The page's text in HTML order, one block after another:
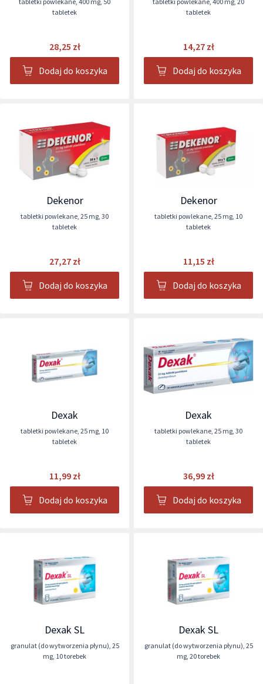
tabletek
28,25 zł
Dodaj do koszyka
tabletek
14,27 zł
Dodaj do koszyka
Dekenor
tabletki powlekane, 25 mg, 30
tabletek
27,27 zł
Dodaj do koszyka
Dekenor
tabletki powlekane, 25 mg, 10
tabletek
11,15 zł
Dodaj do koszyka
Dexak
tabletki powlekane, 25 mg, 10
tabletek
11,99 zł
Dodaj do koszyka
Dexak
tabletki powlekane, 25 mg, 30
tabletek
36,99 zł
Dodaj do koszyka
Dexak SL
granulat (do wytworzenia płynu), 25
mg, 10 torebek
Dexak SL
granulat (do wytworzenia płynu), 25
mg, 20 torebek